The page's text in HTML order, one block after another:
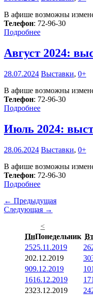
В афише возможны
Телефон: 72-96-30
Подробнее
Август 2024:
28.07.2024 Выставки, 0+
В афише возможны
Телефон: 72-96-30
Подробнее
Июль 2024:
28.06.2024 Выставки, 0+
В афише возможны
Телефон: 72-96-30
Подробнее
← Предыдущая
Следующая →
<
ПнПонедельник
2525.11.2019 26
202.12.2019 3
909.12.2019 10
1616.12.2019 17
2323.12.2019 24